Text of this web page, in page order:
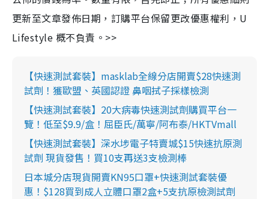
更新至文章發佈日期，訂購平台保留更改優惠權利，U
Lifestyle 概不負責。>>
【快速測試套裝】masklab全線分店開賣$28快速測
試劑！獲歐盟、英國認證 鼻咽拭子採樣檢測
【快速測試套裝】20大病毒快速測試劑購買平台一
覽！低至$9.9/盒！屈臣氏/萬寧/阿布泰/HKTVmall
【快速測試套裝】深水埗電子特賣城$15快速抗原測
試劑 現貨發售！買10支再送3支檢測棒
日本城分店現貨開賣KN95口罩+快速測試套裝優
惠！$128買到成人立體口罩2盒+5支抗原檢測試劑